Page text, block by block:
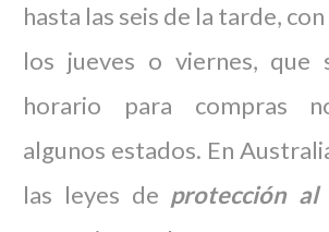
hasta las seis de la tarde,
los jueves o viernes, que
horario para compras
algunos estados. En
las leyes de protección al